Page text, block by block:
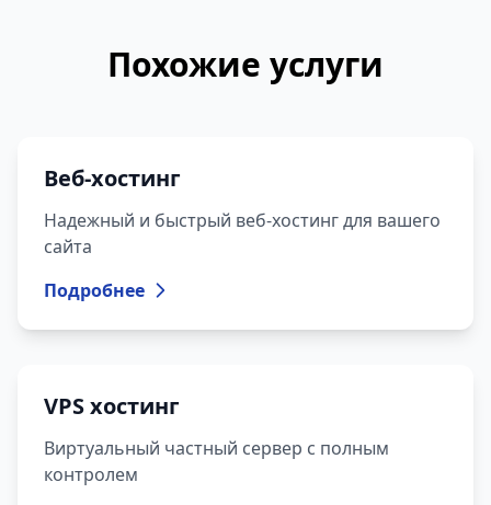
Похожие услуги
Веб-хостинг
Надежный и быстрый веб-хостинг для вашего
сайта
Подробнее
VPS хостинг
Виртуальный частный сервер с полным
контролем